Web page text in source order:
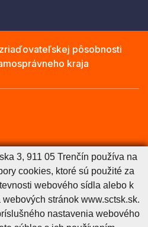
pôsobnosti
kraja
Cookies nastavenie
o prístupnosti
obsahu
3, 911 05 Trenčín používa na
cookies, ktoré sú použité za
webového sídla alebo k
stránok www.sctsk.sk.
nastavenia webového